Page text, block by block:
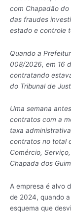
com Chapadão do
das fraudes
estado e controle
Quando a
008/2026, em 16
contratando
do Tribunal de
Uma semana
contratos com a
taxa
contratos no total
Comércio,
Chapada dos
A empresa é alvo
de 2024, quando
esquema que